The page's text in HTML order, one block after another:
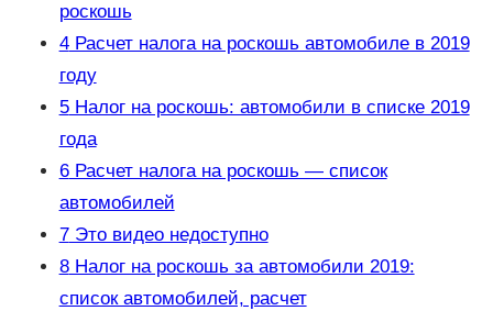
роскошь
4Расчет налога на роскошь автомобиле в 2019
году
5Налог на роскошь: автомобили в списке 2019
года
6Расчет налога на роскошь — список
автомобилей
7Это видео недоступно
8Налог на роскошь за автомобили 2019:
список автомобилей, расчет